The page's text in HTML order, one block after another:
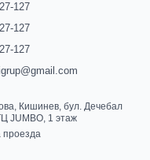
вы получаете
127
127
127
Кишинев, бул. Дечебал
JUMBO, 1 этаж
проезда